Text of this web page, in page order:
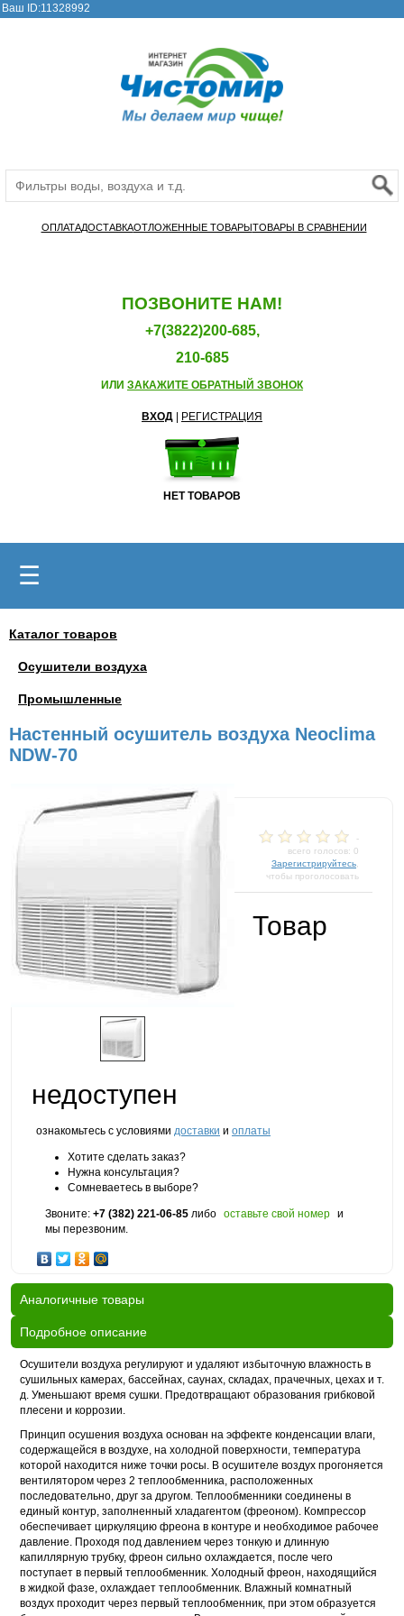
Ваш ID:11328992
ОПЛАТАДОСТАВКАОТЛОЖЕННЫЕ ТОВАРЫТОВАРЫ В СРАВНЕНИИ
ПОЗВОНИТЕ НАМ!
+7(3822)200-685,
210-685
ИЛИ ЗАКАЖИТЕ ОБРАТНЫЙ ЗВОНОК
ВХОД РЕГИСТРАЦИЯ
НЕТ ТОВАРОВ
☰
Каталог товаров
Осушители воздуха
Промышленные
Настенный осушитель воздуха Neoclima
NDW-70
-
всего голосов: 0
Зарегистрируйтесь
чтобы проголосовать
Товар
недоступен
ознакомьтесь с условиями доставки и оплаты
Хотите сделать заказ?
Нужна консультация?
Сомневаетесь в выборе?
Звоните: +7 (382) 221-06-85 либо оставьте свой номер и
мы перезвоним.
Аналогичные товары
Подробное описание
Осушители воздуха регулируют и удаляют избыточную влажность в
сушильных камерах, бассейнах, саунах, складах, прачечных, цехах и т.
д. Уменьшают время сушки. Предотвращают образования грибковой
плесени и коррозии.
Принцип осушения воздуха основан на эффекте конденсации влаги,
содержащейся в воздухе, на холодной поверхности, температура
которой находится ниже точки росы. В осушителе воздух прогоняется
вентилятором через 2 теплообменника, расположенных
последовательно, друг за другом. Теплообменники соединены в
единый контур, заполненный хладагентом (фреоном). Компрессор
обеспечивает циркуляцию фреона в контуре и необходимое рабочее
давление. Проходя под давлением через тонкую и длинную
капиллярную трубку, фреон сильно охлаждается, после чего
поступает в первый теплообменник. Холодный фреон, находящийся
в жидкой фазе, охлаждает теплообменник. Влажный комнатный
воздух проходит через первый теплообменник, при этом образуется